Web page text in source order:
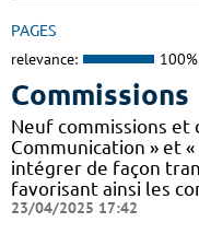
PAGES
relevance: 100%
Commissions
Neuf commissions et
Communication » et
intégrer de façon
favorisant ainsi les
23/04/2025 17:42